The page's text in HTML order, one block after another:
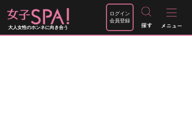
大人女性のホンネに向き合う
ログイン
会員登録